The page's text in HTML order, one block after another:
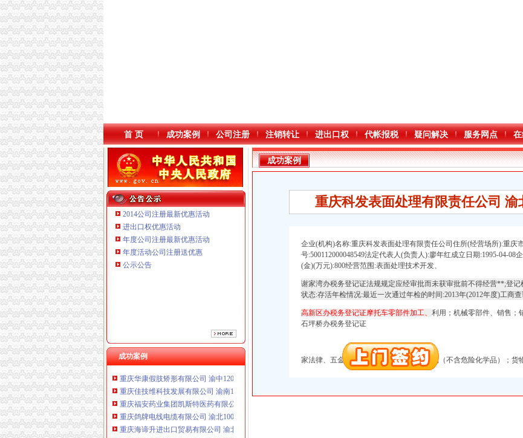
首 页 成功案例 公司注册 注销转让 进出口权 代帐报税 疑问解决 服务网点
2014公司注册最新优惠活动
进出口权优惠活动
年度公司注册最新优惠活动
年度活动公司注册送优惠
公示公告
成功案例
重庆鸽牌电线电缆有限公司 渝北10010万 (进出口权)
重庆集氏科技有限公司 渝沙50万 （进出口权）
重庆科发表面处理有限责任公司 渝北800万 （进出口权）
重庆凯誉网络通信技术工程有限公司渝中分公司 （工商注册）
重庆华康假肢矫形有限公司 渝中120万 （增资）
重庆佳技维科技发展有限公司 渝南100万 （进出口权）
重庆福安药业集团凯斯特医药有限公司 渝新100万 （进出口权）
重庆鸽牌电线电缆有限公司 渝北10010万 (进出口权)
重庆海谛升进出口贸易有限公司 渝北100万 （进出口权）
重庆奕欣锦诚商贸有限公司 渝九50万 （工商注册）
成功案例
重庆科发表面处理有限责任公司 渝
企业(机构)名称:重庆科发表面处理有限责任公司住所(经营场所):重庆
号:500112000048549法定代表人(负责人):廖年红成立日期:1995-04-
(金)(万元):800经营范围:表面处理技术开发、
谢家湾办税务登记证法规规定应经审批而未获审批前不得经营**;登
状态:存活年检情况:最近一次通过年检的时间:2013年(2012年度)工商
高新区办税务登记证摩托车零部件加工、 利用；机械零部件、销售；
石坪桥办税务登记证
家法律、五金交电，**国家法律、化工产品（不含危险化学品）；货